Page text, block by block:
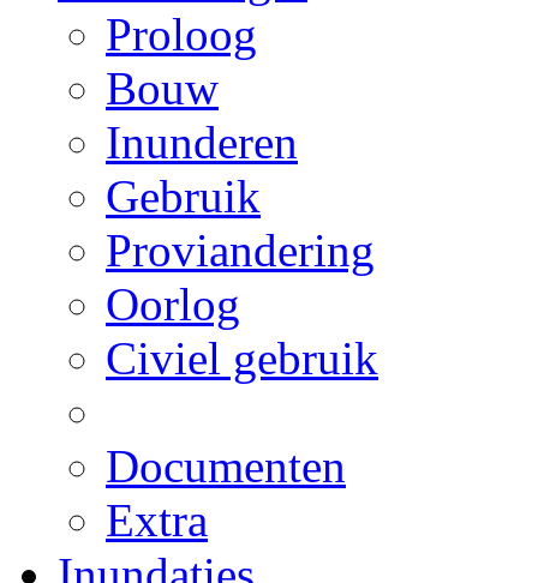
Proloog
Bouw
Inunderen
Gebruik
Proviandering
Oorlog
Civiel gebruik
Documenten
Extra